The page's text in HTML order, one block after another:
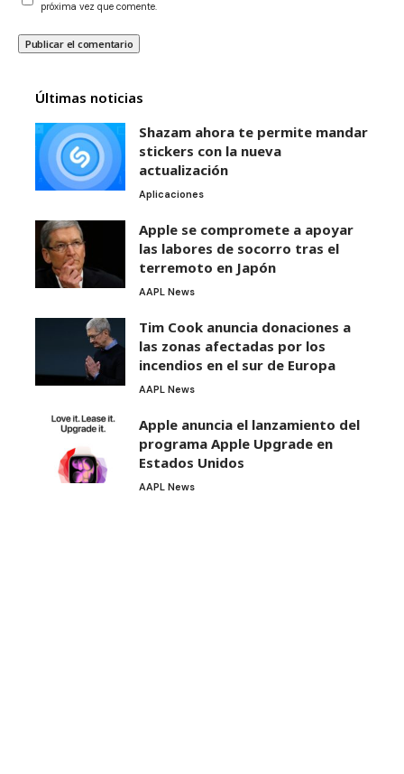
próxima vez que comente.
Últimas noticias
Shazam ahora te permite mandar
stickers con la nueva
actualización
Aplicaciones
Apple se compromete a apoyar
las labores de socorro tras el
terremoto en Japón
AAPL News
Tim Cook anuncia donaciones a
las zonas afectadas por los
incendios en el sur de Europa
AAPL News
Apple anuncia el lanzamiento del
programa Apple Upgrade en
Estados Unidos
AAPL News